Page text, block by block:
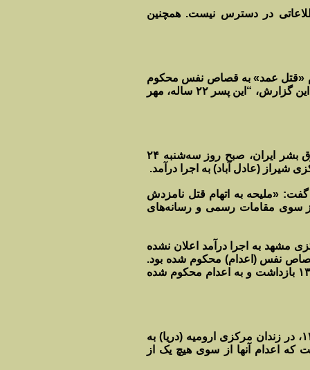
در دسترس نیست. همچنین
۲۲ دی‌ماه ۱۳۹۸، «امید. د»، ۲۲ ساله به اتهام «قتل عمد» به قصاص نفس محکوم
شده و در زندان مرکزی مشهد وکیل آباد حکم او به اجرا درآمده است. بر اساس این گزارش، “این پسر ۲۲ ساله، مهر
به گزارش کمپین دفاع از زندانیان سیاسی و مدنی و بنا به اطلاع سازمان حقوق بشر ایران، صبح روز سه‌شنبه ۲۴
۲۹ ساله، فرزند شهاب، گفت: «ملیحه به اتهام قتل نامزدش
نیز از سوی مقامات رسمی و رسانه‌های
مشهد به اجرا درآمد اعلان نشده
اتهام «قتل عمد» به قصاص نفس (اعدام) محکوم شده بود.
در این گزارش آمده که “این زندانی به اتهام «قتل» دختر دایی خود در مرداد ۱۳۹۳ بازداشت و به اعدام محکوم شده
حکم قصاص نفس (اعدام) دو برادر به اتهام «قتل عمد» در تاریخ ۲۵ دی‌ماه ۱۳۹۸، در زندان مرکزی ارومیه (دریا) به
که اعدام آنها از سوی هیچ یک از